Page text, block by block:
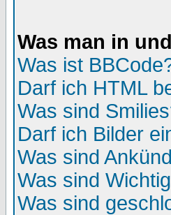
Was man in
Was ist
Darf ich HTML
Was sind
Darf ich Bilder
Was sind
Was sind
Was sind